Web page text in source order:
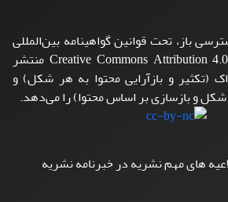
باز، تحت قوانین گواهینامه بین‌المللی
Creative Commons Attribution 4.0 International License منتشر
(تکثیر و بازآرایی محتوا به هر شکل) و
شکل و بازسازی بر اساس محتوا) را می‌دهد.
های مهم نشریه در خبرنامه نشریه